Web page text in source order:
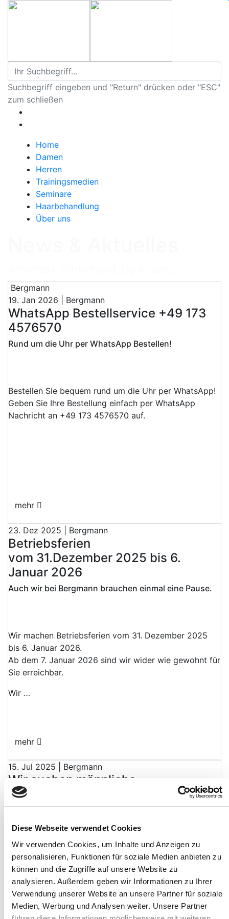
Diese Webseite verwendet Cookies
Wir verwenden Cookies, um Inhalte und Anzeigen zu
personalisieren, Funktionen für soziale Medien anbieten zu
können und die Zugriffe auf unsere Website zu
analysieren. Außerdem geben wir Informationen zu Ihrer
Verwendung unserer Website an unsere Partner für soziale
Medien, Werbung und Analysen weiter. Unsere Partner
Suchbegriff eingeben und "Return" drücken oder "ESC"
zum schließen
Home
Damen
Herren
Trainingsmedien
Seminare
Haarbehandlung
Über uns
Bergmann
19. Jan 2026 | Bergmann
WhatsApp Bestellservice +49 173
4576570
Rund um die Uhr per WhatsApp Bestellen!
Bestellen Sie bequem rund um die Uhr per WhatsApp!
Geben Sie Ihre Bestellung einfach per WhatsApp
Nachricht an +49 173 4576570 auf.
mehr
23. Dez 2025 | Bergmann
Betriebsferien
vom 31.Dezember 2025 bis 6.
Januar 2026
Auch wir bei Bergmann brauchen einmal eine Pause.
Wir machen Betriebsferien vom 31. Dezember 2025
bis 6. Januar 2026.
Ab dem 7. Januar 2026 sind wir wider wie gewohnt für
Sie erreichbar.
Wir …
mehr
15. Jul 2025 | Bergmann
Wir suchen männliche
Vorher-/Nachher-Models für ein
Foto-Shooting in Zweithaarbereich
Werde unser STAR!
Wir suchen begeisterte Menschen, die sich für ein
Fotoshooting im Zweithaarbereich zur Verfügung
stellen möchten! Wenn Sie Interesse haben, unsere …
mehr